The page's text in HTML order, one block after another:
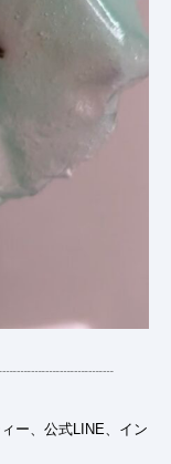
ー、公式LINE、イン